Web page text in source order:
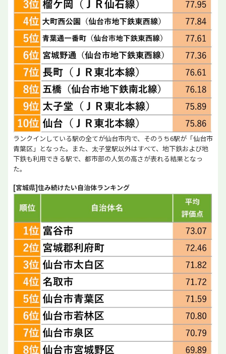
ランクインしている駅の全てが仙台市内で、そのうち6駅が「仙台市
青葉区」となった。また、太子堂駅以外はすべて、地下鉄および地
下鉄も利用できる駅で、都市部の人気の高さが表れる結果となっ
た。
[宮城県]住み続けたい自治体ランキング